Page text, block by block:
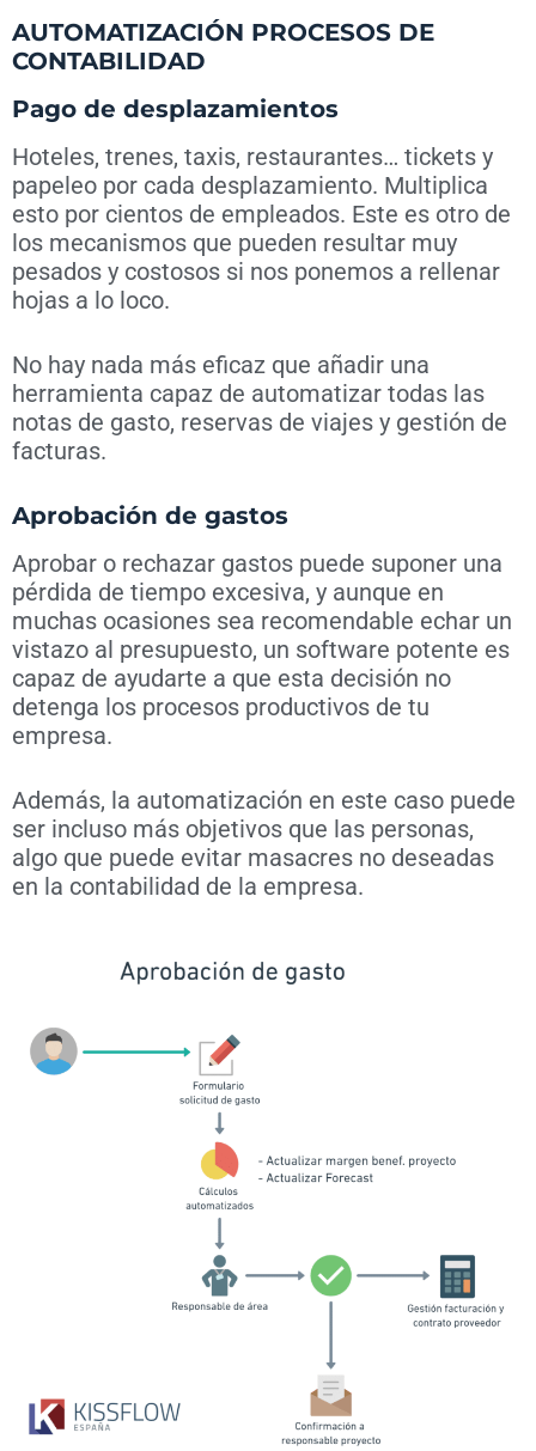
AUTOMATIZACIÓN PROCESOS DE
CONTABILIDAD
Pago de desplazamientos
Hoteles, trenes, taxis, restaurantes… tickets y
papeleo por cada desplazamiento. Multiplica
esto por cientos de empleados. Este es otro de
los mecanismos que pueden resultar muy
pesados y costosos si nos ponemos a rellenar
hojas a lo loco.
No hay nada más eficaz que añadir una
herramienta capaz de automatizar todas las
notas de gasto, reservas de viajes y gestión de
facturas.
Aprobación de gastos
Aprobar o rechazar gastos puede suponer una
pérdida de tiempo excesiva, y aunque en
muchas ocasiones sea recomendable echar un
vistazo al presupuesto, un software potente es
capaz de ayudarte a que esta decisión no
detenga los procesos productivos de tu
empresa.
Además, la automatización en este caso puede
ser incluso más objetivos que las personas,
algo que puede evitar masacres no deseadas
en la contabilidad de la empresa.